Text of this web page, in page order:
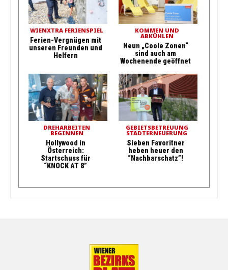
WIENXTRA FERIENSPIEL
Ferien-Vergnügen mit
unseren Freunden und
Helfern
KOMMEN UND
ABKÜHLEN
Neun „Coole Zonen“
sind auch am
Wochenende geöffnet
DREHARBEITEN
BEGINNEN
Hollywood in
Österreich:
Startschuss für
“KNOCK AT 8”
GEBIETSBETREUUNG
STADTERNEUERUNG
Sieben Favoritner
heben heuer den
“Nachbarschatz”!